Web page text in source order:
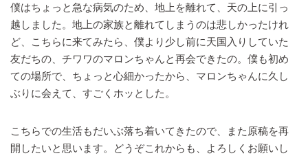
僕はちょっと急な病気のため、地上を離れて、天の上に引っ
越しました。地上の家族と離れてしまうのは悲しかったけれ
ど、こちらに来てみたら、僕より少し前に天国入りしていた
友だちの、チワワのマロンちゃんと再会できたの。僕も初め
ての場所で、ちょっと心細かったから、マロンちゃんに久し
ぶりに会えて、すごくホッとした。
こちらでの生活もだいぶ落ち着いてきたので、また原稿を再
開したいと思います。どうぞこれからも、よろしくお願いし